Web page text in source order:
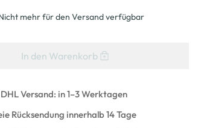
mehr für den Versand verfügbar
In den Warenkorb
Versand: in 1–3 Werktagen
Rücksendung innerhalb 14 Tage